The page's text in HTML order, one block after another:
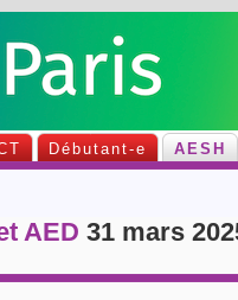
Débutant-e AESH
AED 31 mars